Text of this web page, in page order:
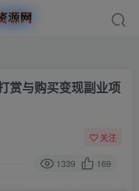
赏与购买变现副业项
关注
1339 169